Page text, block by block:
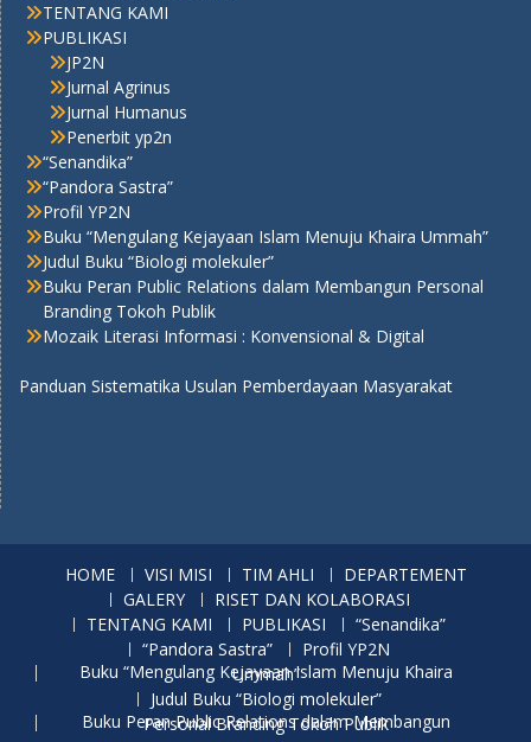
TENTANG KAMI
PUBLIKASI
JP2N
Jurnal Agrinus
Jurnal Humanus
Penerbit yp2n
“Senandika”
“Pandora Sastra”
Profil YP2N
Buku “Mengulang Kejayaan Islam Menuju Khaira Ummah”
Judul Buku “Biologi molekuler”
Buku Peran Public Relations dalam Membangun Personal
Branding Tokoh Publik
Mozaik Literasi Informasi : Konvensional & Digital
Panduan Sistematika Usulan Pemberdayaan Masyarakat
HOME VISI MISI TIM AHLI
DEPARTEMENT
GALERY
RISET DAN KOLABORASI
TENTANG KAMI
PUBLIKASI
“Senandika”
“Pandora Sastra”
Profil YP2N
Buku “Mengulang Kejayaan Islam Menuju Khaira Ummah”
Judul Buku “Biologi molekuler”
Buku Peran Public Relations dalam Membangun Personal Branding Tokoh Publik